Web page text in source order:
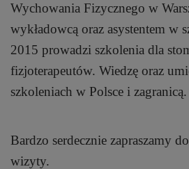
Wychowania Fizycznego w
wykładowcą oraz asystentem w
2015 prowadzi szkolenia dla
fizjoterapeutów. Wiedzę oraz
szkoleniach w Polsce i zagranicą.
Bardzo serdecznie zapraszamy
wizyty.